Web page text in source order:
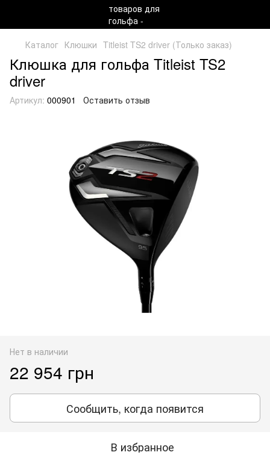
Каталог Клюшки Titleist TS2 driver (Только заказ)
Клюшка для гольфа Titleist TS2
driver
Артикул: 000901 Оставить отзыв
Нет в наличии
22 954 грн
Сообщить, когда появится
В избранное